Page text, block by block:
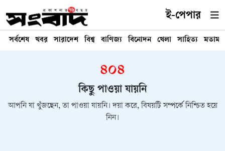
ই-পেপার
সর্বশেষ খবর সারাদেশ বিশ্ব বাণিজ্য বিনোদন খেলা সাহিত্য মতামত
৪০৪
কিছু পাওয়া যায়নি
আপনি যা খুঁজছেন, তা পাওয়া যায়নি। দয়া করে, বিষয়টি সম্পর্কে নিশ্চিত হয়ে
নিন।